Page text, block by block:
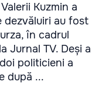
Kuzmin a
dezvăluiri au fost
în cadrul
Jurnal TV. Deși a
politicieni a
după ...